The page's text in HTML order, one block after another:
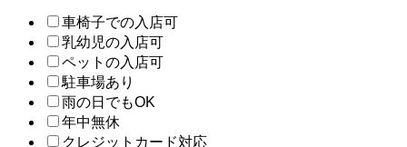
車椅子での入店可
乳幼児の入店可
ペットの入店可
駐車場あり
雨の日でもOK
年中無休
クレジットカード対応